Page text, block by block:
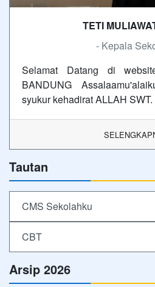
TETI
- Kepala
Selamat Datang di
BANDUNG
syukur kehadirat ALLAH
Tautan
CMS Sekolahku
CBT
Arsip 2026